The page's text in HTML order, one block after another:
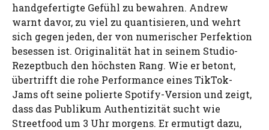
handgefertigte Gefühl zu bewahren. Andrew
warnt davor, zu viel zu quantisieren, und wehrt
sich gegen jeden, der von numerischer Perfektion
besessen ist. Originalität hat in seinem Studio-
Rezeptbuch den höchsten Rang. Wie er betont,
übertrifft die rohe Performance eines TikTok-
Jams oft seine polierte Spotify-Version und zeigt,
dass das Publikum Authentizität sucht wie
Streetfood um 3 Uhr morgens. Er ermutigt dazu,